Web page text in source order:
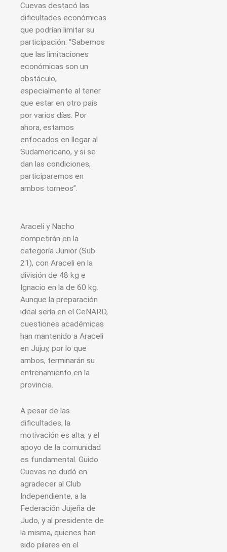
Cuevas destacó las
dificultades económicas
que podrían limitar su
participación: “Sabemos
que las limitaciones
económicas son un
obstáculo,
especialmente al tener
que estar en otro país
por varios días. Por
ahora, estamos
enfocados en llegar al
Sudamericano, y si se
dan las condiciones,
participaremos en
ambos torneos”.
Araceli y Nacho
competirán en la
categoría Junior (Sub
21), con Araceli en la
división de 48 kg e
Ignacio en la de 60 kg.
Aunque la preparación
ideal sería en el CeNARD,
cuestiones académicas
han mantenido a Araceli
en Jujuy, por lo que
ambos, terminarán su
entrenamiento en la
provincia.
A pesar de las
dificultades, la
motivación es alta, y el
apoyo de la comunidad
es fundamental. Guido
Cuevas no dudó en
agradecer al Club
Independiente, a la
Federación Jujeña de
Judo, y al presidente de
la misma, quienes han
sido pilares en el